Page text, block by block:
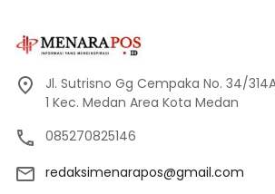
Jl. Sutrisno Gg Cempaka No. 34/
1 Kec. Medan Area Kota Medan
085270825146
redaksimenarapos@gmail.com